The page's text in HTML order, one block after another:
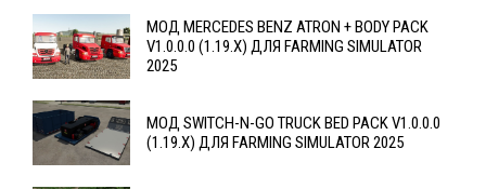
МОД MERCEDES BENZ ATRON + BODY PACK
V1.0.0.0 (1.19.X) ДЛЯ FARMING SIMULATOR
2025
МОД SWITCH-N-GO TRUCK BED PACK V1.0.0.0
(1.19.X) ДЛЯ FARMING SIMULATOR 2025